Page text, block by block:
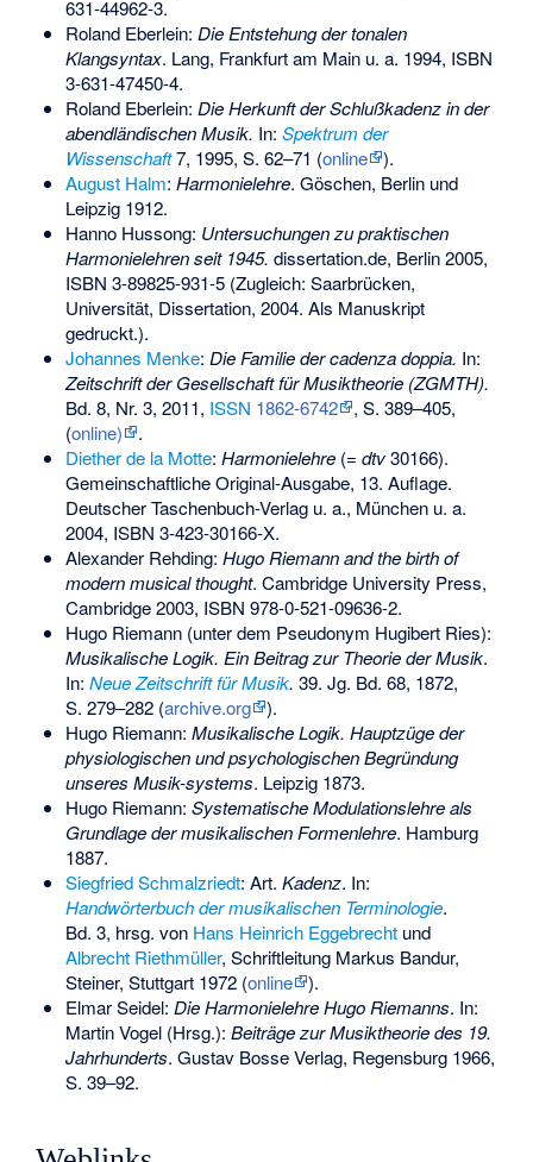
631-44962-3.
Roland Eberlein: Die Entstehung der tonalen
Klangsyntax. Lang, Frankfurt am Main u. a. 1994, ISBN
3-631-47450-4.
Roland Eberlein: Die Herkunft der Schlußkadenz in der
abendländischen Musik. In: Spektrum der
Wissenschaft7, 1995, S. 62–71 (online
).
August Halm: Harmonielehre. Göschen, Berlin und
Leipzig 1912.
Hanno Hussong: Untersuchungen zu praktischen
Harmonielehren seit 1945. dissertation.de, Berlin 2005,
ISBN 3-89825-931-5(Zugleich: Saarbrücken,
Universität, Dissertation, 2004. Als Manuskript
gedruckt.).
Johannes Menke: Die Familie der cadenza doppia. In:
Zeitschrift der Gesellschaft für Musiktheorie (ZGMTH).
Bd. 8, Nr. 3, 2011, ISSN 1862-6742
, S. 389–405,
(online)
.
Diether de la Motte: Harmonielehre(= dtv30166).
Gemeinschaftliche Original-Ausgabe, 13. Auflage.
Deutscher Taschenbuch-Verlag u. a., München u. a.
2004, ISBN 3-423-30166-X.
Alexander Rehding: Hugo Riemann and the birth of
modern musical thought. Cambridge University Press,
Cambridge 2003, ISBN 978-0-521-09636-2.
Hugo Riemann (unter dem Pseudonym Hugibert Ries):
Musikalische Logik. Ein Beitrag zur Theorie der Musik.
In: Neue Zeitschrift für Musik. 39. Jg. Bd. 68, 1872,
S. 279–282 (archive.org
).
Hugo Riemann: Musikalische Logik. Hauptzüge der
physiologischen und psychologischen Begründung
unseres Musik-systems. Leipzig 1873.
Hugo Riemann: Systematische Modulationslehre als
Grundlage der musikalischen Formenlehre. Hamburg
1887.
Siegfried Schmalzriedt: Art. Kadenz. In:
Handwörterbuch der musikalischen Terminologie.
Bd. 3, hrsg. von Hans Heinrich Eggebrechtund
Albrecht Riethmüller, Schriftleitung Markus Bandur,
Steiner, Stuttgart 1972 (online
).
Elmar Seidel: Die Harmonielehre Hugo Riemanns. In:
Martin Vogel (Hrsg.): Beiträge zur Musiktheorie des 19.
Jahrhunderts. Gustav Bosse Verlag, Regensburg 1966,
S. 39–92.